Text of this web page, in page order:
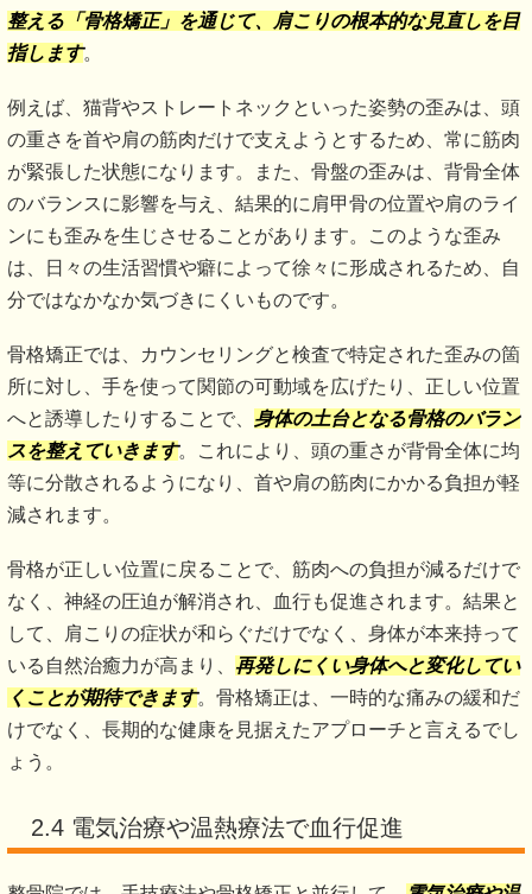
整える「骨格矯正」を通じて、肩こりの根本的な見直しを目
指します。
例えば、猫背やストレートネックといった姿勢の歪みは、頭
の重さを首や肩の筋肉だけで支えようとするため、常に筋肉
が緊張した状態になります。また、骨盤の歪みは、背骨全体
のバランスに影響を与え、結果的に肩甲骨の位置や肩のライ
ンにも歪みを生じさせることがあります。このような歪み
は、日々の生活習慣や癖によって徐々に形成されるため、自
分ではなかなか気づきにくいものです。
骨格矯正では、カウンセリングと検査で特定された歪みの箇
所に対し、手を使って関節の可動域を広げたり、正しい位置
へと誘導したりすることで、 身体の土台となる骨格のバラン
スを整えていきます。これにより、頭の重さが背骨全体に均
等に分散されるようになり、首や肩の筋肉にかかる負担が軽
減されます。
骨格が正しい位置に戻ることで、筋肉への負担が減るだけで
なく、神経の圧迫が解消され、血行も促進されます。結果と
して、肩こりの症状が和らぐだけでなく、身体が本来持って
いる自然治癒力が高まり、 再発しにくい身体へと変化してい
くことが期待できます。骨格矯正は、一時的な痛みの緩和だ
けでなく、長期的な健康を見据えたアプローチと言えるでし
ょう。
2.4 電気治療や温熱療法で血行促進